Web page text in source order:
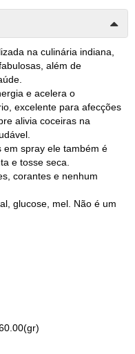
na culinária indiana,
além de
e acelera o
excelente para afecções
alivia coceiras na
em spray ele também é
e tosse seca.
corantes e nenhum
glucose, mel. Não é um